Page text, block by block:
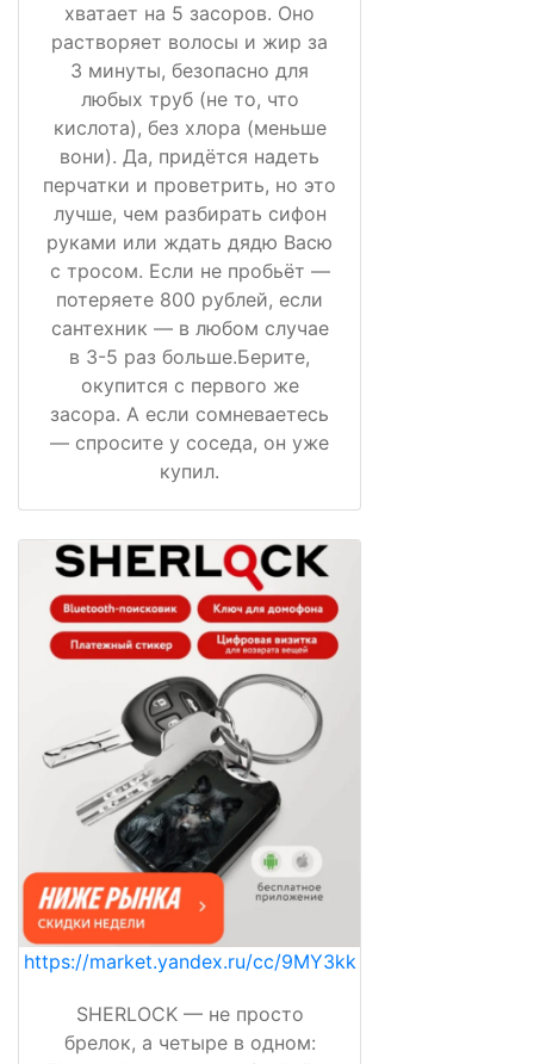
хватает на 5 засоров. Оно
растворяет волосы и жир за
3 минуты, безопасно для
любых труб (не то, что
кислота), без хлора (меньше
вони). Да, придётся надеть
перчатки и проветрить, но это
лучше, чем разбирать сифон
руками или ждать дядю Васю
с тросом. Если не пробьёт —
потеряете 800 рублей, если
сантехник — в любом случае
в 3-5 раз больше.Берите,
окупится с первого же
засора. А если сомневаетесь
— спросите у соседа, он уже
купил.
https://market.yandex.ru/cc/9MY3kk
SHERLOCK — не просто
брелок, а четыре в одном: